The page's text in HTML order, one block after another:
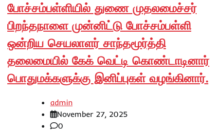
போச்சம்பள்ளியில் துணை முதலமைச்சர்
பிறந்தநாளை முன்னிட்டு போச்சம்பள்ளி
ஒன்றிய செயலாளர் சாந்தமூர்த்தி
தலைமையில் கேக் வெட்டி கொண்டாடினார்
பொதுமக்களுக்கு இனிப்புகள் வழங்கினார்.
admin
November 27, 2025
0